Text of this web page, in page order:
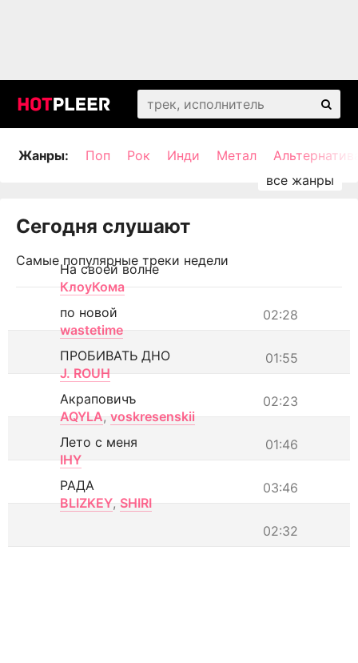
Жанры: Поп Рок Инди Метал
Сегодня слушают
Самые популярные треки недели
На своей волне
КлоуКома
02:28
по новой
wastetime
01:55
ПРОБИВАТЬ ДНО
J. ROUH
02:23
Акраповичъ
AQYLA, voskresenskii
01:46
Лето с меня
IHY
03:46
РАДА
BLIZKEY, SHIRI
02:32